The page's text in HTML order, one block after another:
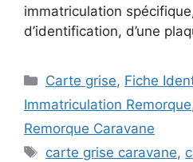
immatriculation
d’identification, d’une
Catégories
Carte grise, Fiche
Immatriculation Remorque
Remorque Caravane
Étiquettes
carte grise caravane,